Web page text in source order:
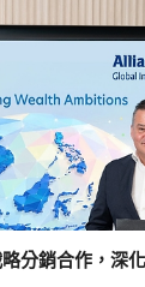
分銷合作，深